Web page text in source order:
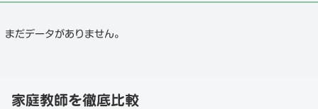
まだデータがありません。
家庭教師を徹底比較